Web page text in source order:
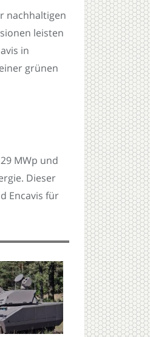
nachhaltigen
leisten
in
grünen
MWp und
Dieser
Encavis für